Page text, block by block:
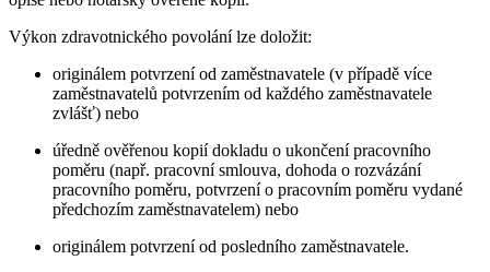
Výkon zdravotnického povolání lze doložit:
originálem potvrzení od zaměstnavatele (v případě více
zaměstnavatelů potvrzením od každého zaměstnavatele
zvlášť) nebo
úředně ověřenou kopií dokladu o ukončení pracovního
poměru (např. pracovní smlouva, dohoda o rozvázání
pracovního poměru, potvrzení o pracovním poměru vydané
předchozím zaměstnavatelem) nebo
originálem potvrzení od posledního zaměstnavatele.